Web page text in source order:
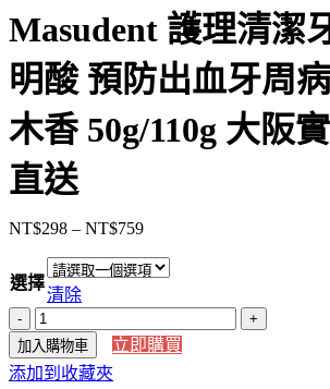
Masudent 護理清潔
明酸 預防出血牙周
木香 50g/110g 大阪
直送
NT$298 – NT$759價
格
圍：
NT$298
到
選擇
清除
【日
本
直
加入購物車
立即購買
添加到收藏夾